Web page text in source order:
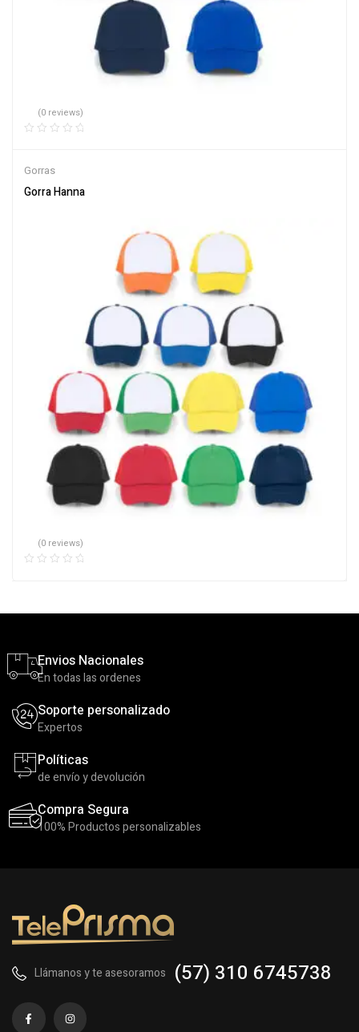
(0 reviews)
Gorras
Gorra Hanna
(0 reviews)
Envios Nacionales
En todas las ordenes
Soporte personalizado
Expertos
Políticas
de envío y devolución
Compra Segura
100% Productos personalizables
Llámanos y te asesoramos (57) 310 6745738